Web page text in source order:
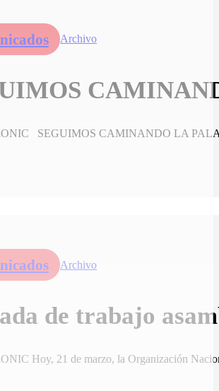
Archivo
SEGUIMOS CAMINANDO LA
Archivo
de trabajo
Hoy, 21 de marzo, la Organización